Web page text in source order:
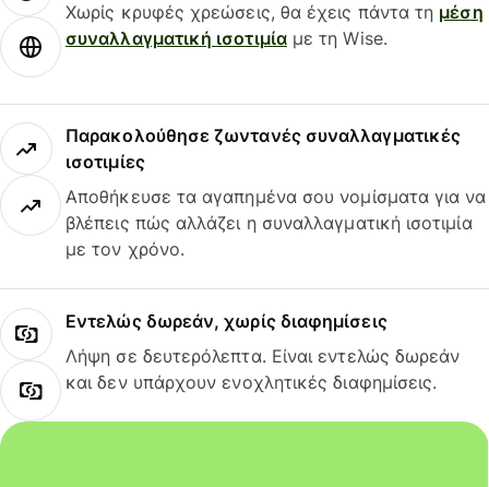
Χωρίς κρυφές χρεώσεις, θα έχεις πάντα τη μέση
συναλλαγματική ισοτιμίαμε τη Wise.
Παρακολούθησε ζωντανές συναλλαγματικές
ισοτιμίες
Αποθήκευσε τα αγαπημένα σου νομίσματα για να
βλέπεις πώς αλλάζει η συναλλαγματική ισοτιμία
με τον χρόνο.
Εντελώς δωρεάν, χωρίς διαφημίσεις
Λήψη σε δευτερόλεπτα. Είναι εντελώς δωρεάν
και δεν υπάρχουν ενοχλητικές διαφημίσεις.